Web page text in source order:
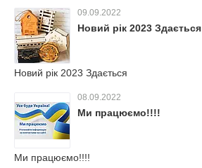
09.09.2022
Новий рік 2023 Здається
Новий рік 2023 Здається
08.09.2022
Ми працюємо!!!!
Ми працюємо!!!!